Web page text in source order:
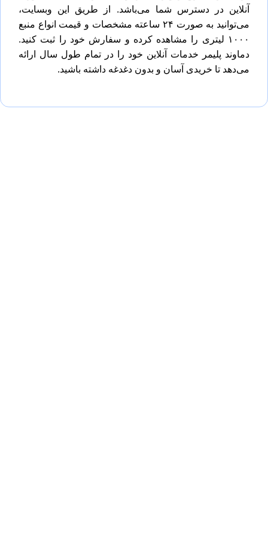
آنلاین در دسترس شما می‌باشد. از طریق این وبسایت،
می‌توانید به صورت ۲۴ ساعته مشخصات و قیمت انواع منبع
۱۰۰۰ لیتری را مشاهده کرده و سفارش خود را ثبت کنید.
دماوند پلیمر خدمات آنلاین خود را در تمام طول سال ارائه
می‌دهد تا خریدی آسان و بدون دغدغه داشته باشید.